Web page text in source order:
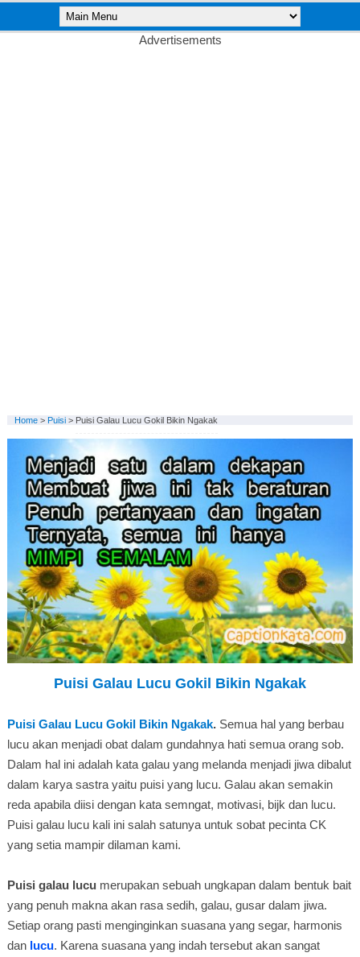
Advertisements
Home> Puisi> Puisi Galau Lucu Gokil Bikin Ngakak
Puisi Galau Lucu Gokil Bikin Ngakak
Puisi Galau Lucu Gokil Bikin Ngakak. Semua hal yang berbau
lucu akan menjadi obat dalam gundahnya hati semua orang sob.
Dalam hal ini adalah kata galau yang melanda menjadi jiwa dibalut
dalam karya sastra yaitu puisi yang lucu. Galau akan semakin
reda apabila diisi dengan kata semngat, motivasi, bijk dan lucu.
Puisi galau lucu kali ini salah satunya untuk sobat pecinta CK
yang setia mampir dilaman kami.
Puisi galau lucu merupakan sebuah ungkapan dalam bentuk bait
yang penuh makna akan rasa sedih, galau, gusar dalam jiwa.
Setiap orang pasti menginginkan suasana yang segar, harmonis
dan lucu. Karena suasana yang indah tersebut akan sangat